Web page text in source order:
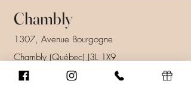
Chambly
1307, Avenue Bourgogne
Chambly (Québec) J3L 1X9
450 447-9247